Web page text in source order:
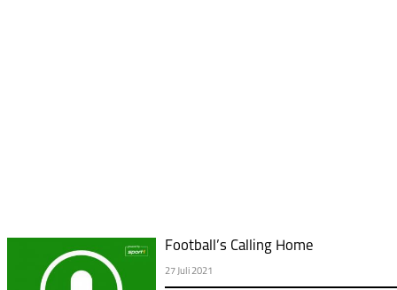
Football’s Calling Home
27 Juli 2021